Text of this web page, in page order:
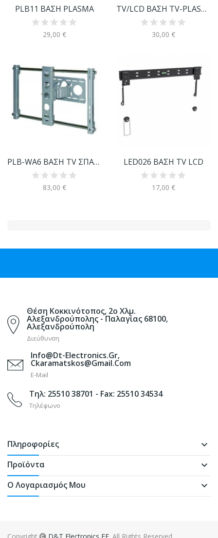
PLB11 ΒΑΣΗ PLASMA
29,00 €
TV/LCD ΒΑΣΗ TV-PLASMA 30"-63"
30,00 €
PLB-WA6 ΒΑΣΗ TV ΣΠΑΣΤΗ 30"-63"/75Κg
83,00 €
LED026 ΒΑΣΗ TV LCD
17,00 €
Θέση Κοκκινότοπος, 2ο Χλμ.
Αλεξανδρούπολης - Παλαγίας 68100,
Αλεξανδρούπολη
Διεύθυνση
Info@dt-Electronics.gr,
Ckaramatskos@gmail.com
E-Mail
Τηλ: 25510 38701 - Fax: 25510 34534
Τηλέφωνο
Πληροφορίες keyboard_arrow_down
Προϊόντα keyboard_arrow_down
Ο Λογαριασμός Μου keyboard_arrow_down